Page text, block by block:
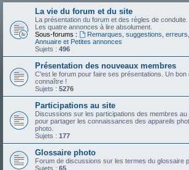
La vie du forum et du site
La présentation du forum et des règles de conduite.
Les quatre annonces à lire absolument.
Sous-forums :
Remarques, suggestions, erreurs,
Annuaire et Petites annonces
Sujets : 496
Présentation des nouveaux membres
C'est le forum pour faire ses présentations. Un
connaître !
Sujets : 5276
Participations au site
Discussions sur les participations des membres
pour partager les connaissances des appareils
photo.
Sujets : 177
Glossaire photo
Forum de discussions sur les termes du glossaire
Sujets : 65